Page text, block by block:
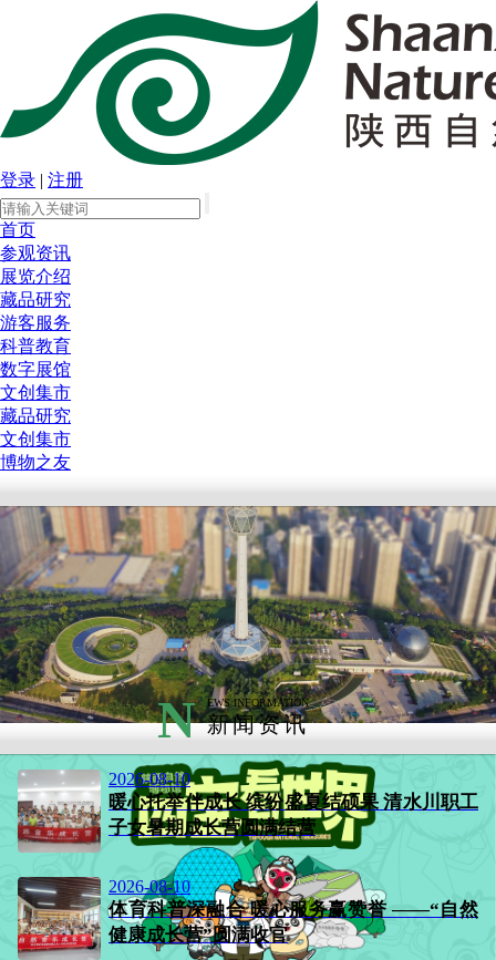
登录 | 注册
首页
参观资讯
展览介绍
藏品研究
游客服务
科普教育
数字展馆
文创集市
藏品研究
文创集市
博物之友
N EWS INFORMATION
新闻资讯
2026-08-10
暖心托举伴成长 缤纷盛夏结硕果 清水川职工
子女暑期成长营圆满结营
2026-08-10
体育科普深融合 暖心服务赢赞誉 ——“自然
健康成长营”圆满收官